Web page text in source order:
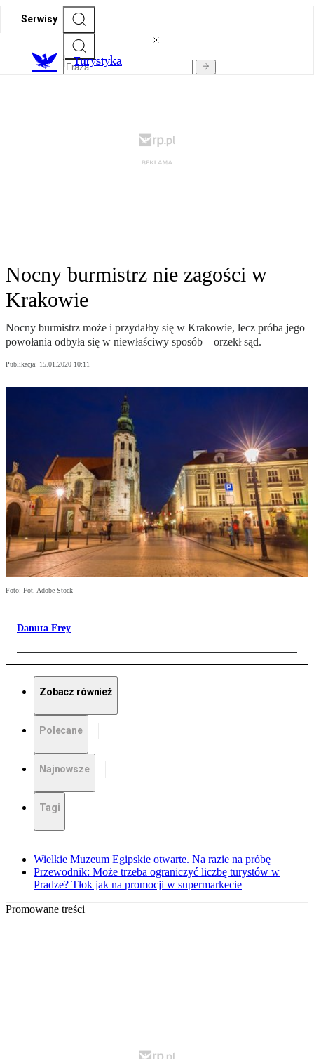
Serwisy
Turystyka
Nocny burmistrz nie zagości w
Krakowie
Nocny burmistrz może i przydałby się w Krakowie, lecz próba jego
powołania odbyła się w niewłaściwy sposób – orzekł sąd.
Publikacja: 15.01.2020 10:11
Foto: Fot. Adobe Stock
Danuta Frey
Zobacz również
Polecane
Najnowsze
Tagi
Wielkie Muzeum Egipskie otwarte. Na razie na próbę
Przewodnik: Może trzeba ograniczyć liczbę turystów w
Pradze? Tłok jak na promocji w supermarkecie
Promowane treści